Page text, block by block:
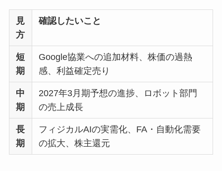
見
方
確認したいこと
短
期
Google協業への追加材料、株価の過熱
感、利益確定売り
中
期
2027年3月期予想の進捗、ロボット部門
の売上成長
長
期
フィジカルAIの実需化、FA・自動化需要
の拡大、株主還元